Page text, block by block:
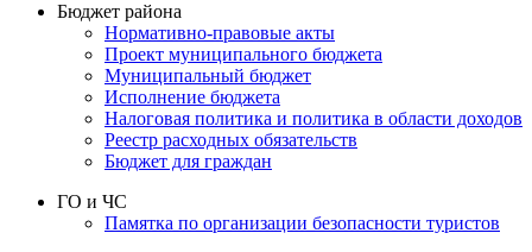
Бюджет района
Нормативно-правовые акты
Проект муниципального бюджета
Муниципальный бюджет
Исполнение бюджета
Налоговая политика и политика в области доходов
Реестр расходных обязательств
Бюджет для граждан
ГО и ЧС
Памятка по организации безопасности туристов